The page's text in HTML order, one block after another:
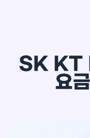
SK KT
요